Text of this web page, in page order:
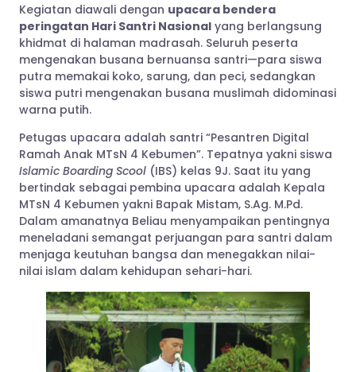
Kegiatan diawali dengan upacara bendera
peringatan Hari Santri Nasional yang berlangsung
khidmat di halaman madrasah. Seluruh peserta
mengenakan busana bernuansa santri—para siswa
putra memakai koko, sarung, dan peci, sedangkan
siswa putri mengenakan busana muslimah didominasi
warna putih.
Petugas upacara adalah santri “Pesantren Digital
Ramah Anak MTsN 4 Kebumen”. Tepatnya yakni siswa
Islamic Boarding Scool (IBS) kelas 9J. Saat itu yang
bertindak sebagai pembina upacara adalah Kepala
MTsN 4 Kebumen yakni Bapak Mistam, S.Ag. M.Pd.
Dalam amanatnya Beliau menyampaikan pentingnya
meneladani semangat perjuangan para santri dalam
menjaga keutuhan bangsa dan menegakkan nilai-
nilai islam dalam kehidupan sehari-hari.